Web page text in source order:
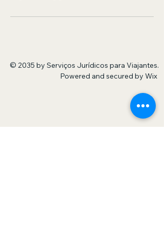
© 2035 by Serviços Jurídicos para Viajantes.
Powered and secured by Wix